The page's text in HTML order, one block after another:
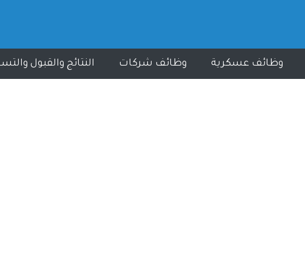
وظائف عسكرية وظائف شركات النتائج والقبول